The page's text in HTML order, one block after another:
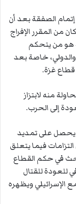
الصفقة بعد أن
من المقرر الإفراج
هو من يتحكم
خاصة بعد
غزة.
منه لابتزاز
إلى الحرب.
يحصل على تمديد
فيما يتعلق
في حكم القطاع
للعودة للقتال
الإسرائيلي ويظهره